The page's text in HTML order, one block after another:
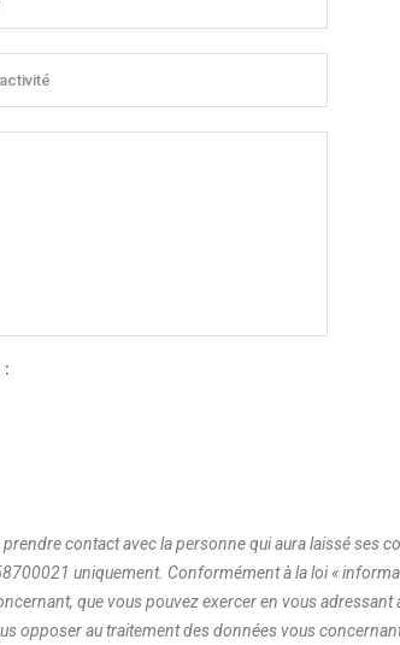
contact avec la personne qui aura laissé ses
uniquement. Conformément à la loi «
que vous pouvez exercer en vous adressant
opposer au traitement des données vous